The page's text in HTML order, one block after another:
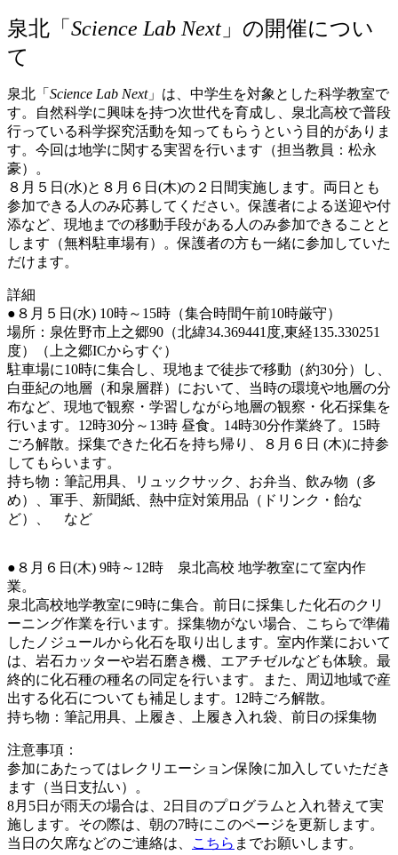
泉北「 Science Lab Next 」の開催につい
て
泉北「 Science Lab Next」は、中学生を対象とした科学教室で
す。自然科学に興味を持つ次世代を育成し、泉北高校で普段
行っている科学探究活動を知ってもらうという目的がありま
す。今回は地学に関する実習を行います（担当教員：松永
豪）。
８月５日(水)と８月６日(木)の２日間実施します。両日とも
参加できる人のみ応募してください。保護者による送迎や付
添など、現地までの移動手段がある人のみ参加できることと
します（無料駐車場有）。保護者の方も一緒に参加していた
だけます。
詳細
●８月５日(水) 10時～15時（集合時間午前10時厳守）
場所：泉佐野市上之郷90（北緯34.369441度,東経135.330251
度）（上之郷ICからすぐ）
駐車場に10時に集合し、現地まで徒歩で移動（約30分）し、
白亜紀の地層（和泉層群）において、当時の環境や地層の分
布など、現地で観察・学習しながら地層の観察・化石採集を
行います。12時30分～13時 昼食。14時30分作業終了。15時
ごろ解散。採集できた化石を持ち帰り、８月６日 (木)に持参
してもらいます。
持ち物：筆記用具、リュックサック、お弁当、飲み物（多
め）、軍手、新聞紙、熱中症対策用品（ドリンク・飴な
ど）、 など
●８月６日(木) 9時～12時 泉北高校 地学教室にて室内作
業。
泉北高校地学教室に9時に集合。前日に採集した化石のクリ
ーニング作業を行います。採集物がない場合、こちらで準備
したノジュールから化石を取り出します。室内作業において
は、岩石カッターや岩石磨き機、エアチゼルなども体験。最
終的に化石種の種名の同定を行います。また、周辺地域で産
出する化石についても補足します。12時ごろ解散。
持ち物：筆記用具、上履き、上履き入れ袋、前日の採集物
注意事項：
参加にあたってはレクリエーション保険に加入していただき
ます（当日支払い）。
8月5日が雨天の場合は、2日目のプログラムと入れ替えて実
施します。その際は、朝の7時にこのページを更新します。
当日の欠席などのご連絡は、
こちら までお願いします。